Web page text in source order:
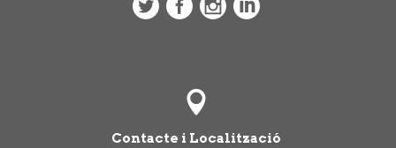
Contacte i Localització